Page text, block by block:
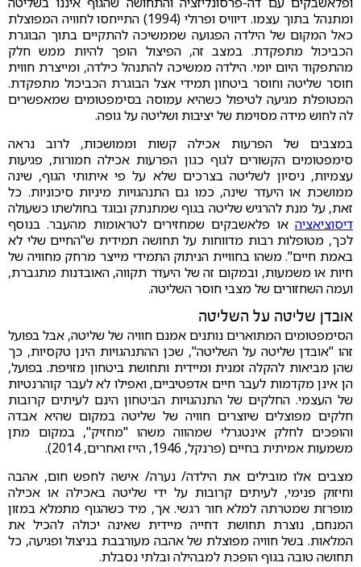
ומתנהל בתוך עצמו. דיוויס ופרולי (1994) התייחסו לחוויה המפוצלת
כאל המקום של הילדה הפגועה שממשיכה להתקיים בתוך הבוגרת
הכביכול מתפקדת. במצב זה, הפיצול הופך להיות ממש חלק
מהתפקוד היום יומי. הילדה ממשיכה להתנהל כילדה, ומייצרת חווית
חוסר שליטה וחוסר ביטחון תמידי אצל הבוגרת הכביכול מתפקדת.
המטופלת מגיעה לטיפול כשהיא עמוסה בסימפטומים שמאפשרים
לה לחוש מידה מסוימת של יציבות ושליטה על גופה.
במצבים של הפרעות אכילה קשות וממושכות, לרוב נראה
סימפטומים הקשורים לגוף כגון הפרעות אכילה חמורות, פגיעות
עצמיות, ניסיון לשליטה בצרכים שלא על פי איתותי הגוף, שינה
ממושכת או היעדר שינה, כמו גם התנהגויות מיניות סיכוניות. כל
זאת, על מנת להרגיש שליטה בגוף שמתנתק ובוגד בחולשתו כשעולה
דיסוציאציה או פלאשבקים שמחזירים לטראומות מהעבר. בנוסף
לכך, מטופלות רבות מדווחות על תחושה תמידית ש"החיים שלי לא
באמת חיים". משהו בחוויית הניתוק התמידי מייצר מרחק מחוויה של
חיות או משמעות, ובמקום זה של היעדר תקווה, האובדנות מתגברת,
ועמה השחזורים של מצבי חוסר השליטה.
אובדן שליטה על השליטה
הסימפטומים המתוארים נותנים אמנם חוויה של שליטה, אבל בפועל
זהו "אובדן שליטה על השליטה", שכן ההתנהגויות הינן טקסיות, כך
שהן מביאות להקלה זמנית ומיידית ותחושת ביטחון מזויפת. בפועל,
הן אינן מקדמות לעבר חיים אדפטיביים, ואפילו לא לעבר קוהרנטיות
של העצמי. החלקים של התנהגויות הביטחון הינם לעיתים קרובות
חלקים מפוצלים שיוצרים חוויה של שליטה במקום שהיא אבדה
והופכים לחלק אינטגרלי שמהווה משהו "מחזיק", במקום מתן
משמעות אמיתית בחיים (פרנקל, 1946, הייז ואחרים, 2014).
מצבים אלו מובילים את הילדה/ נערה/ אישה לחפש חום, אהבה
וחיזוק פנימי, לעיתים קרובות על ידי שליטה באכילה או אכילה
מופרזת שמטרתה למלא חור רגשי. אך, מיד כשהגוף מתמלא במזון
המנחם, נוצרת תחושת דחייה מיידית שאינה יכולה להכיל את
המלאות. בשל חוויה מפוצלת של אהבה מעורבבת בניצול ופגיעה, כל
תחושה טובה בגוף הופכת למבהילה ובלתי נסבלת.